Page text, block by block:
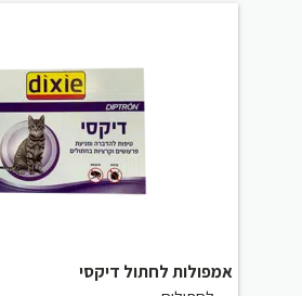
אמפולות לחתול דיקסי